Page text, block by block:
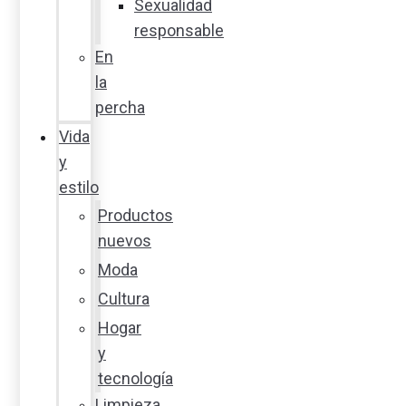
Sexualidad
responsable
En
la
percha
Vida
y
estilo
Productos
nuevos
Moda
Cultura
Hogar
y
tecnología